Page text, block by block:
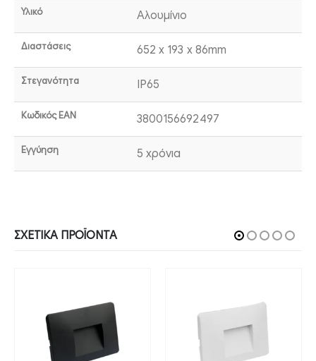
Υλικό Αλουμίνιο
Διαστάσεις 652 x 193 x 86mm
Στεγανότητα IP65
Κωδικός EAN 3800156692497
Εγγύηση 5 χρόνια
ΣΧΕΤΙΚΆ ΠΡΟΪΌΝΤΑ